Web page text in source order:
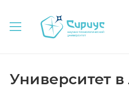
Университет